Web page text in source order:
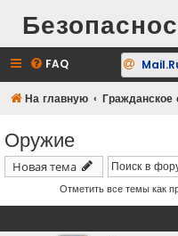
FAQ
На главную Гражданское
Оружие
Новая тема
Отметить все темы как